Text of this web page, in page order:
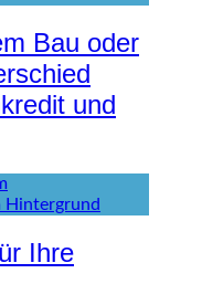
Bau oder
und
Ihre